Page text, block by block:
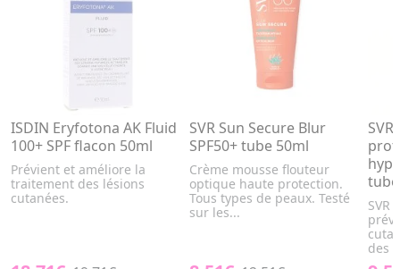
ISDIN Eryfotona AK Fluid
100+ SPF flacon 50ml
Prévient et améliore la
traitement des lésions
cutanées.
SVR Sun Secure Blur
SPF50+ tube 50ml
Crème mousse flouteur
optique haute protection.
Tous types de peaux. Testé
sur les...
SVR
des